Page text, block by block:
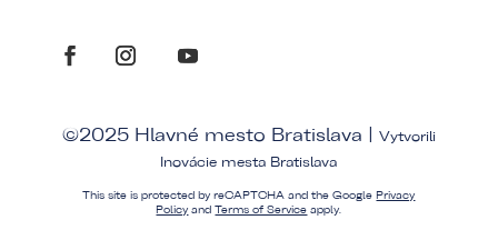
©2025 Hlavné mesto Bratislava |
Vytvorili
Inovácie mesta Bratislava
This site is protected by reCAPTCHA and the Google Privacy
Policy andTerms of Service apply.